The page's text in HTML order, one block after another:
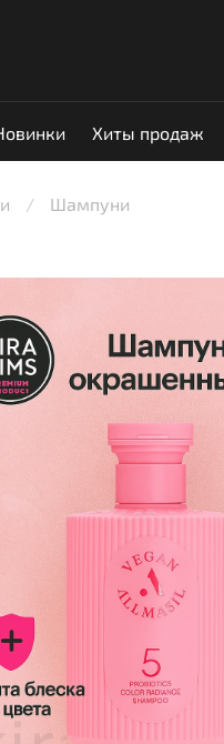
Хиты продаж
Шампуни